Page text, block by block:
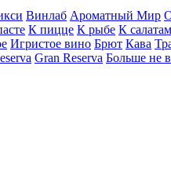
Винлаб Ароматный Мир
К пицце К рыбе К салатам
Игристое вино Брют Кава
Gran Reserva Больше не